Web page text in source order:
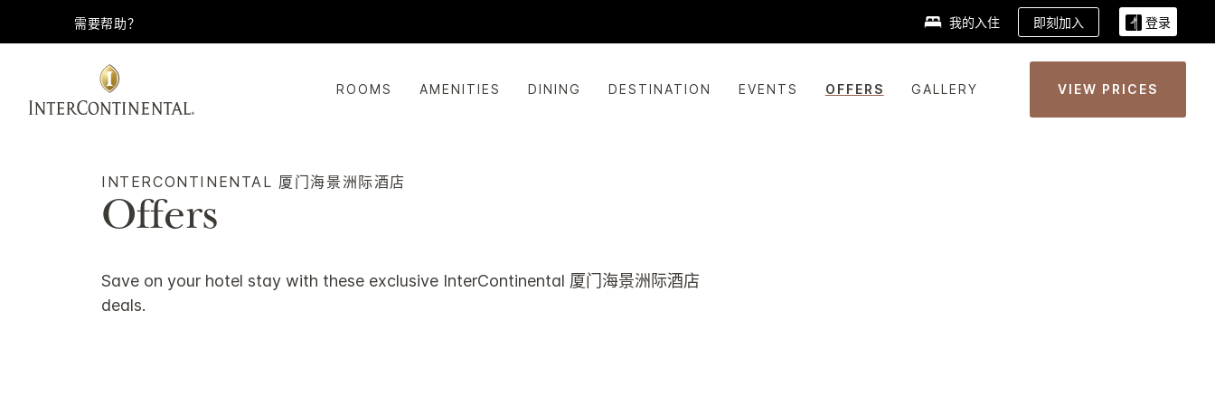
需要帮助？ 我的入住 即刻加入 登录
ROOMS AMENITIES DINING DESTINATION EVENTS OFFERS GALLERY VIEW PRICES
INTERCONTINENTAL 厦门海景洲际酒店
Offers
Save on your hotel stay with these exclusive InterContinental 厦门海景洲际酒店
deals.